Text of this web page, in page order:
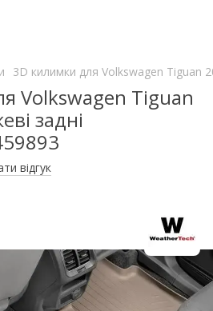
3D килимки для Volkswagen Tiguan
Volkswagen Tiguan
задні
відгук